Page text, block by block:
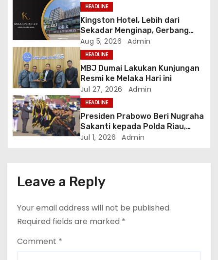
t
i
o
n
HEADLINE
Kingston Hotel, Lebih dari
Sekadar Menginap, Gerbang
Anda Menuju yang Terbaik di
Melaka
Aug 5, 2026 Admin
HEADLINE
MBJ Dumai Lakukan Kunjungan
Resmi ke Melaka Hari ini
Jul 27, 2026 Admin
HEADLINE
Presiden Prabowo Beri Nugraha
Sakanti kepada Polda Riau,
Kapolda: Penghargaan Ini Milik
Jul 1, 2026 Admin
Leave a Reply
Your email address will not be published.
Required fields are marked *
Comment *